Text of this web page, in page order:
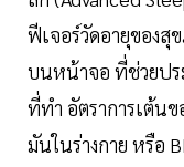
ฟีเจอร์วัดอายุของ
บนหน้าจอ ที่ช่วยปร
ที่ทำ อัตราการเต้น
มันในร่างกาย หรือ